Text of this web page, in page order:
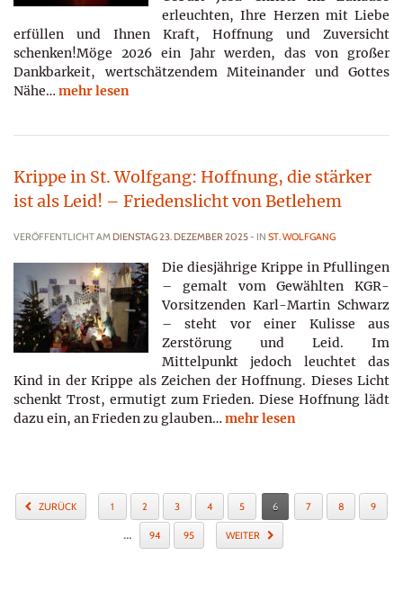
erleuchten, Ihre Herzen mit Liebe
erfüllen und Ihnen Kraft, Hoffnung und Zuversicht
schenken!Möge 2026 ein Jahr werden, das von großer
Dankbarkeit, wertschätzendem Miteinander und Gottes
Nähe… mehr lesen
Krippe in St. Wolfgang: Hoffnung, die stärker
ist als Leid! – Friedenslicht von Betlehem
VERÖFFENTLICHT AM DIENSTAG 23. DEZEMBER 2025- IN ST. WOLFGANG
Die diesjährige Krippe in Pfullingen
– gemalt vom Gewählten KGR-
Vorsitzenden Karl-Martin Schwarz
– steht vor einer Kulisse aus
Zerstörung und Leid. Im
Mittelpunkt jedoch leuchtet das
Kind in der Krippe als Zeichen der Hoffnung. Dieses Licht
schenkt Trost, ermutigt zum Frieden. Diese Hoffnung lädt
dazu ein, an Frieden zu glauben… mehr lesen
ZURÜCK 1 2 3 4 5 6 7 8 9
… 94 95 WEITER